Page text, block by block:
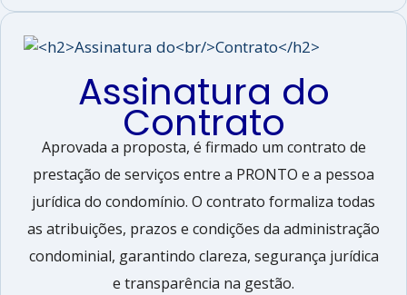
Assinatura do
Contrato
Aprovada a proposta, é firmado um contrato de
prestação de serviços entre a PRONTO e a pessoa
jurídica do condomínio. O contrato formaliza todas
as atribuições, prazos e condições da administração
condominial, garantindo clareza, segurança jurídica
e transparência na gestão.